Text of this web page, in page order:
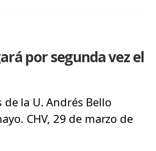
por segunda vez el
la U. Andrés Bello
CHV, 29 de marzo de